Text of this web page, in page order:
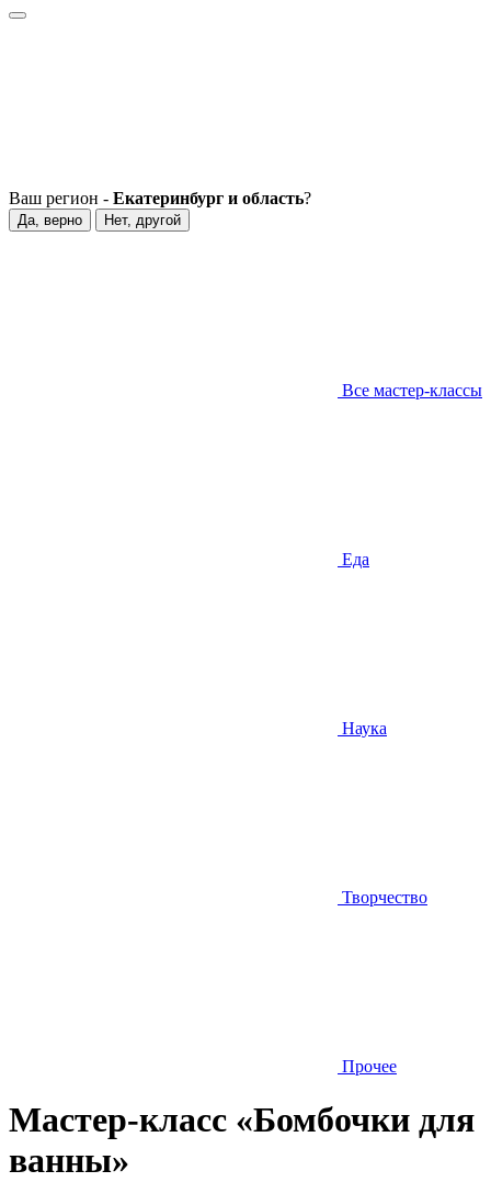
Ваш регион - Екатеринбург и область?
Да, верно Нет, другой
Все мастер-классы
Еда
Наука
Творчество
Прочее
Мастер-класс «Бомбочки для
ванны»